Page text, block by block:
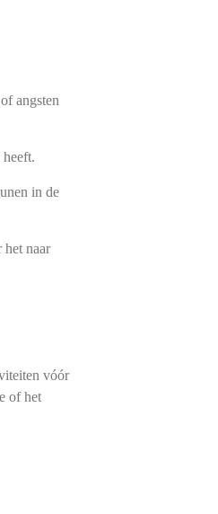
angsten
in de
het naar
vóór
of het